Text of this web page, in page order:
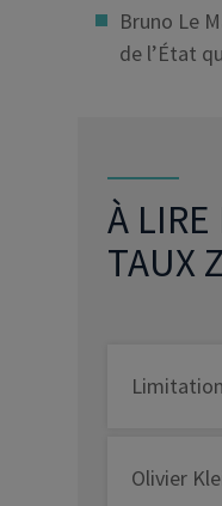
Bruno Le
de l’État
À LIRE
TAUX
Olivier